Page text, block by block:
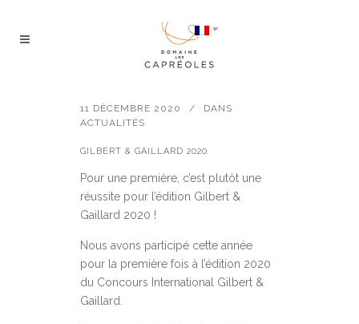
11 DÉCEMBRE 2020
DANS
ACTUALITÉS
GILBERT & GAILLARD 2020
Pour une première, c’est plutôt une
réussite pour l’édition Gilbert &
Gaillard 2020 !
Nous avons participé cette année
pour la première fois à l’édition 2020
du Concours International Gilbert &
Gaillard.